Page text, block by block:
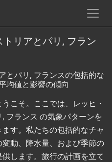
リアとパリ, フラン
とパリ, フランスの包括的な
均値と影響の傾向
こそ。ここでは、レッヒ・
フランス の気象パターンを
す。私たちの包括的なチャ
動、降水量、および季節の
します。旅行の計画を立て